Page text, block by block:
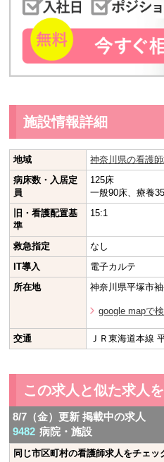
施設情報詳細
地域
神奈川県の看護師
病床数・入居定
員
125床
一般90床、療養
旧・看護配置基
準
15:1
救急指定
なし
IT導入
電子カルテ
所在地
神奈川県平塚市
google mapで
交通 ＪＲ東海道本線
この求人と似た求人
8/7（金）更新 掲載中の求人
9482 病院・施設
同じ市区町村の看護師求人をチェッ